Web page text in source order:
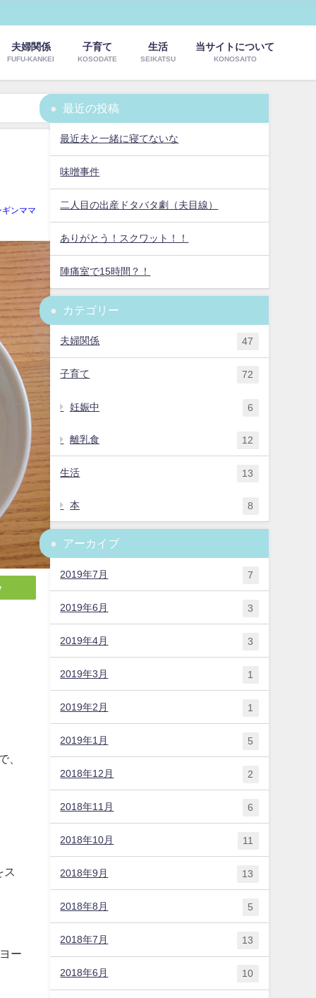
夫婦関係
FUFU-KANKEI
子育て
KOSODATE
生活
SEIKATSU
当サイトについて
KONOSAITO
ギンママ
、
ス
ー
最近の投稿
最近夫と一緒に寝てないな
味噌事件
二人目の出産ドタバタ劇（夫目線）
ありがとう！スクワット！！
陣痛室で15時間？！
カテゴリー
夫婦関係 47
子育て 72
妊娠中 6
離乳食 12
生活 13
本 8
アーカイブ
2019年7月 7
2019年6月 3
2019年4月 3
2019年3月 1
2019年2月 1
2019年1月 5
2018年12月 2
2018年11月 6
2018年10月 11
2018年9月 13
2018年8月 5
2018年7月 13
2018年6月 10